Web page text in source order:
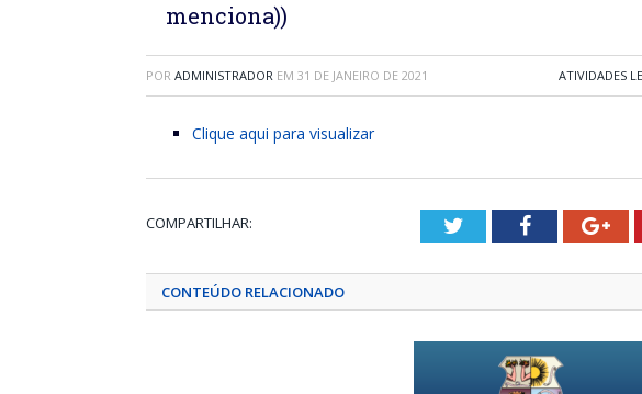
menciona))
POR ADMINISTRADOR EM 31 DE JANEIRO DE 2021 ATIVIDADES
Clique aqui para visualizar
COMPARTILHAR: TwitterFacebook
CONTEÚDO RELACIONADO